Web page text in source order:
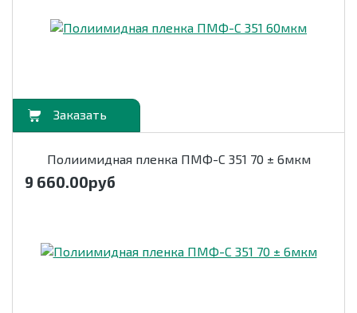
Полиимидная пленка ПМФ-С 351 70 ± 6мкм
9 660.00руб